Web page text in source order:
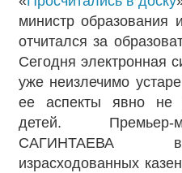
министр
отчитался за
Сегодня электронная
уже неизлечимо
ее аспекты явно не
детей. Премьер-
САГИНТАЕВА
израсходованных